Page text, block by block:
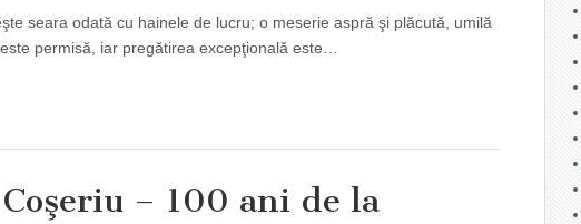
seara odată cu hainele de lucru; o meserie aspră şi plăcută, umilă
permisă, iar pregătirea excepţională este…
– 100 ani de la